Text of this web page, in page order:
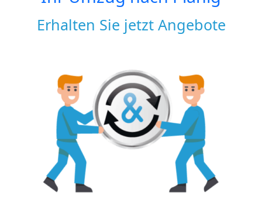
Erhalten Sie jetzt Angebote